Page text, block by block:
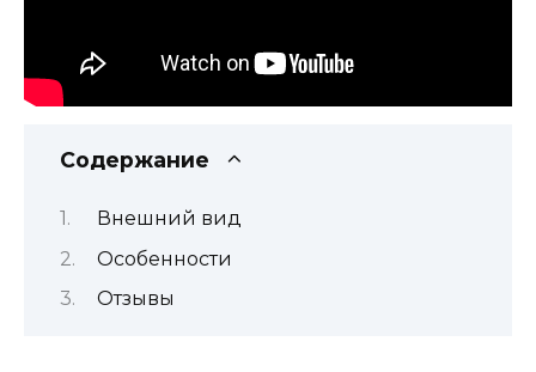
Содержание
Внешний вид
Особенности
Отзывы